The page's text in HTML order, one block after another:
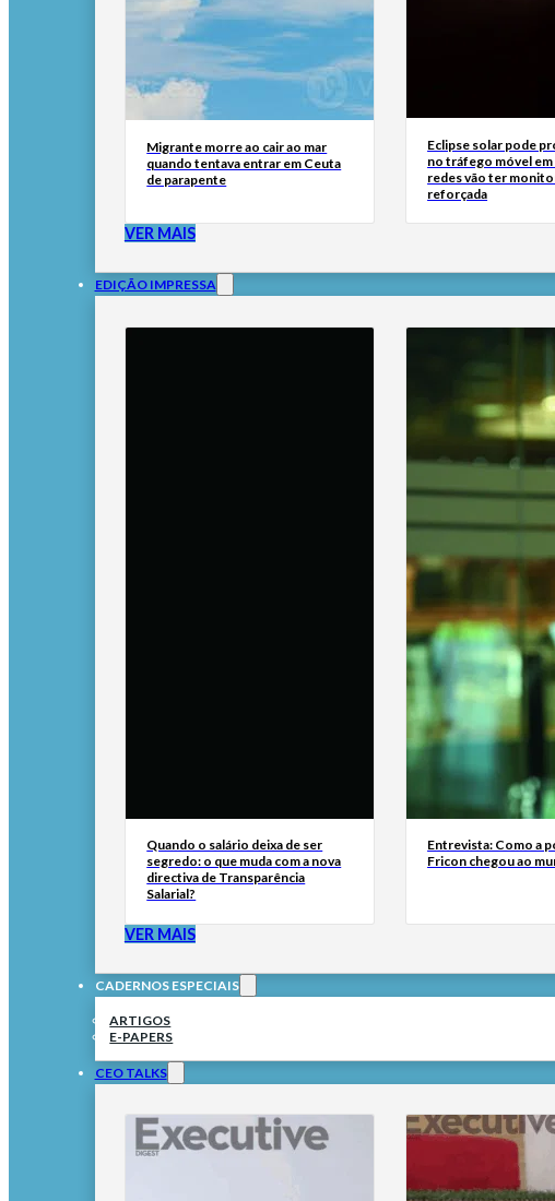
Migrante morre ao cair ao mar
quando tentava entrar em Ceuta
de parapente
Eclipse solar pode
no tráfego móvel
redes vão ter
reforçada
VER MAIS
EDIÇÃO IMPRESSA
Quando o salário deixa de ser
segredo: o que muda com a nova
directiva de Transparência
Salarial?
Entrevista: Como a
Fricon chegou ao
VER MAIS
CADERNOS ESPECIAIS
ARTIGOS
E-PAPERS
CEO TALKS